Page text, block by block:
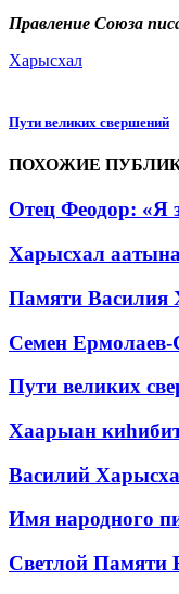
Правление Союза
Харысхал
Пути великих свершений
ПОХОЖИЕ
Отец Феодор: «Я
Харысхал
Памяти Василия
Семен
Пути великих
Хаарыан
Василий
Имя народного
Светлой Памяти